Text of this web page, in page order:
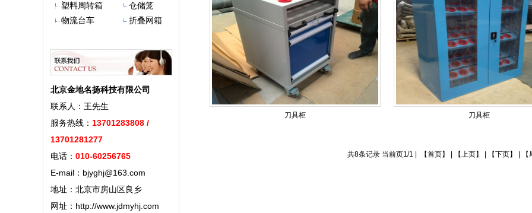
塑料周转箱
仓储笼
物流台车
折叠网箱
北京金地名扬科技有限公司
联系人：王先生
服务热线： 13701283808 /
13701281277
电话： 010-60256765
E-mail：bjyghj@163.com
地址：北京市房山区良乡
网址：http://www.jdmyhj.com
刀具柜 刀具柜
共8条记录 当前页1/1 | 【首页】 | 【上页】 | 【下页】 |